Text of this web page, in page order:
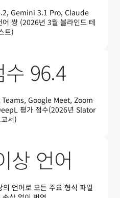
Gemini 3.1 Pro, Claude
쌍 (2026년 3월 블라인드 테
트)
96.4
Google Meet, Zoom
평가 점수(2026년 Slator
서)
상 언어
언어로 모든 주요 형식 파일